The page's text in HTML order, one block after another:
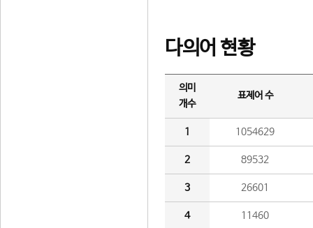
다의어 현황
의미
개수
표제어 수
1 1054629
2 89532
3 26601
4 11460